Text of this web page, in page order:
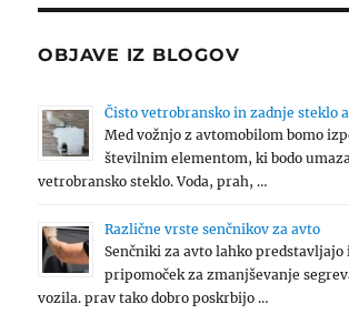
OBJAVE IZ BLOGOV
Čisto vetrobransko in zadnje steklo
Med vožnjo z avtomobilom bomo
številnim elementom, ki bodo
vetrobransko steklo. Voda, prah, …
Različne vrste senčnikov za avto
Senčniki za avto lahko
pripomoček za zmanjševanje
vozila. prav tako dobro poskrbijo …